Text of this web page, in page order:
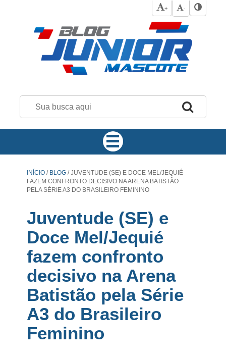
+ -
INÍCIO / BLOG /JUVENTUDE (SE) E DOCE MEL/JEQUIÉ
FAZEM CONFRONTO DECISIVO NA ARENA BATISTÃO
PELA SÉRIE A3 DO BRASILEIRO FEMININO
Juventude (SE) e
Doce Mel/Jequié
fazem confronto
decisivo na Arena
Batistão pela Série
A3 do Brasileiro
Feminino